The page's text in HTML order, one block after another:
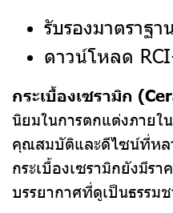
รับรองมาตราฐ
ดาวน์โหลด
กระเบื้องเซรามิก
นิยมในการตกแต่งภายใ
คุณสมบัติและดีไซน์ที่หล
กระเบื้องเซรามิกยังมีรา
บรรยากาศที่ดูเป็นธรรม